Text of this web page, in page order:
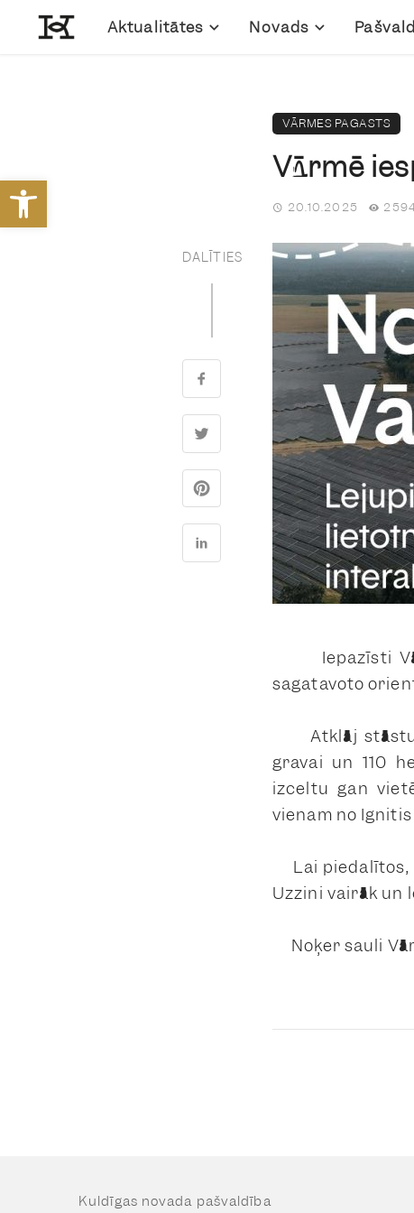
Open toolbar
Aktualitātes Novads
VĀRMES PAGASTS
Vārmē
20.10.2025
DALĪTIES
Iepazīsti
sagatavoto
Atklāj stāstus,
gravai un 110
izceltu gan
vienam no
Lai piedalītos,
Uzzini vairāk un
Noķer sauli
Kuldīgas novada pašvaldība